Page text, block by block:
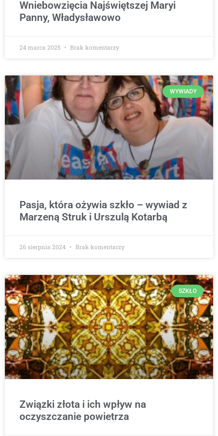
Wniebowzięcia Najświętszej Maryi
Panny, Władysławowo
24 marca 2025 Brak komentarzy
WYWIADY
Pasja, która ożywia szkło – wywiad z
Marzeną Struk i Urszulą Kotarbą
26 sierpnia 2024 Brak komentarzy
SZKŁO
Związki złota i ich wpływ na
oczyszczanie powietrza